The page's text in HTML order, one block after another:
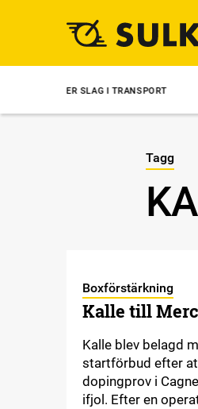
SLAG I TRANSPORT 16:18
Tagg
Boxförstärkning
Kalle till
Kalle blev belagd
startförbud efter
dopingprov i
ifjol. Efter en